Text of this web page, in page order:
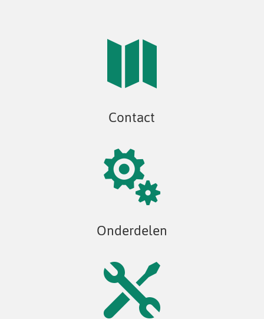

Contact

Onderdelen
